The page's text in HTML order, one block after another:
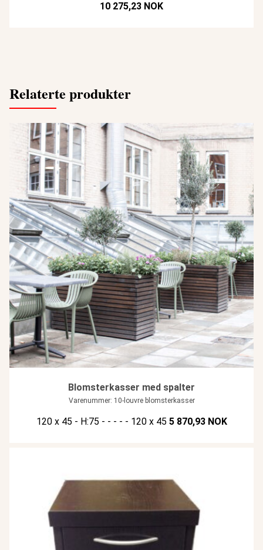
10 275,23 NOK
Relaterte produkter
Blomsterkasser med spalter
Varenummer: 10-louvre blomsterkasser
120 x 45 - H:75 - - - - - 120 x 45 5 870,93 NOK